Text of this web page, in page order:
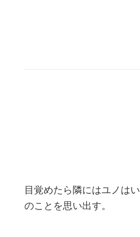
目覚めたら隣にはユノは
のことを思い出す。